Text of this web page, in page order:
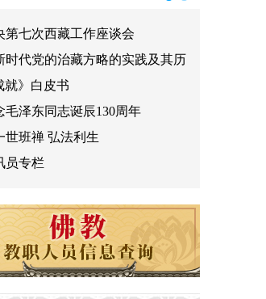
第七次西藏工作座谈会
时代党的治藏方略的实践及其历
就》白皮书
毛泽东同志诞辰130周年
世班禅 弘法利生
员专栏